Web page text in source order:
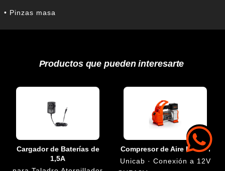
• Pinzas masa
Productos que pueden interesarte
Cargador de Baterías de
1,5A
Compresor de Aire Portátil
Unicab · Conexión a 12V